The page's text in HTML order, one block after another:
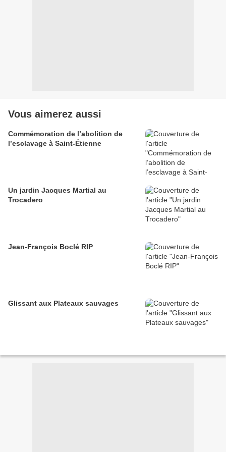
Vous aimerez aussi
Commémoration de l’abolition de
l’esclavage à Saint-Étienne
Un jardin Jacques Martial au
Trocadero
Jean-François Boclé RIP
Glissant aux Plateaux sauvages